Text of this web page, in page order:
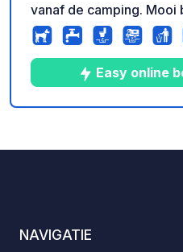
vanaf de camping. Mooi
wandelen en fietsen. Belangrijk tip:
preventief mier poeder
Easy online
NAVIGATIE